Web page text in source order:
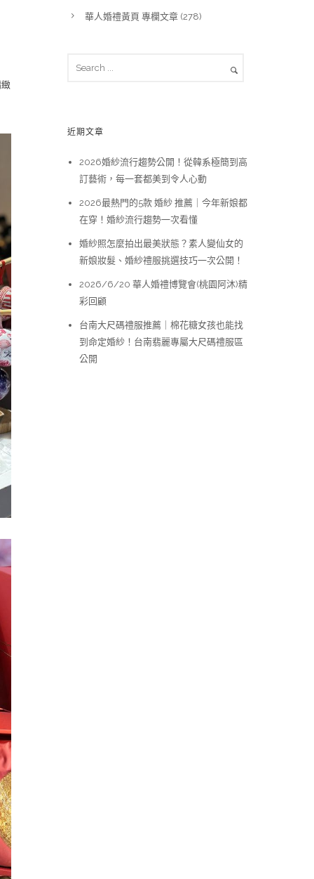
華人婚禮黃頁 專欄文章 (278)
近期文章
2026婚紗流行趨勢公開！從韓系極簡到高
訂藝術，每一套都美到令人心動
2026最熱門的5款 婚紗 推薦｜今年新娘都
在穿！婚紗流行趨勢一次看懂
婚紗照怎麼拍出最美狀態？素人變仙女的
新娘妝髮、婚紗禮服挑選技巧一次公開！
2026/6/20 華人婚禮博覽會(桃園阿沐)精
彩回顧
台南大尺碼禮服推薦｜棉花糖女孩也能找
到命定婚紗！台南翡麗專屬大尺碼禮服區
公開